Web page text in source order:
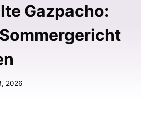
Gazpacho:
2026